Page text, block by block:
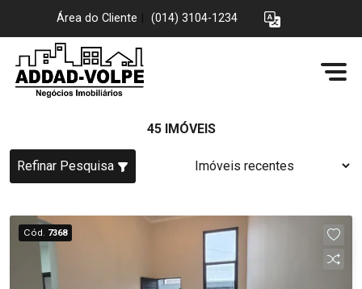
Área do Cliente (014) 3104-1234
45 IMÓVEIS
Refinar Pesquisa
Cód. 7368